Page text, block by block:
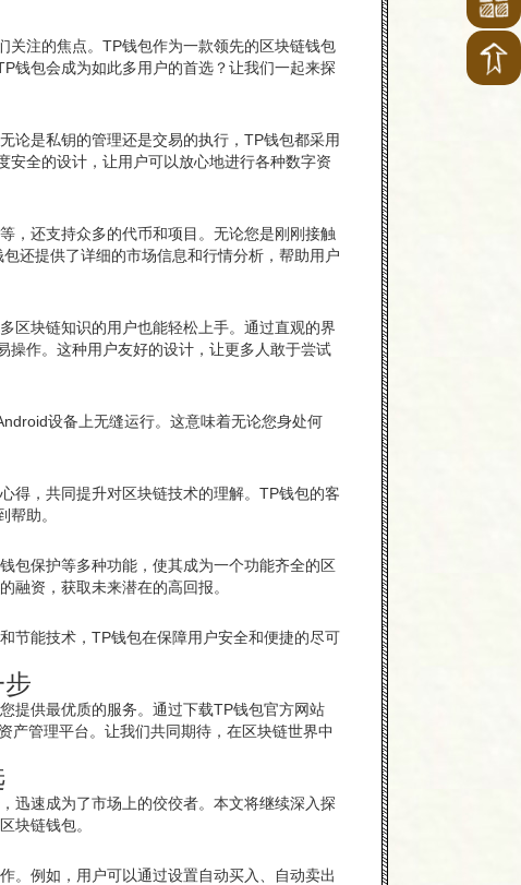
关注的焦点。TP钱包作为一款领先的区块链钱包
钱包会成为如此多用户的首选？让我们一起来探
论是私钥的管理还是交易的执行，TP钱包都采用
安全的设计，让用户可以放心地进行各种数字资
，还支持众多的代币和项目。无论您是刚刚接触
还提供了详细的市场信息和行情分析，帮助用户
区块链知识的用户也能轻松上手。通过直观的界
操作。这种用户友好的设计，让更多人敢于尝试
设备上无缝运行。这意味着无论您身处何
得，共同提升对区块链技术的理解。TP钱包的客
助。
包保护等多种功能，使其成为一个功能齐全的区
融资，获取未来潜在的高回报。
节能技术，TP钱包在保障用户安全和便捷的尽可
提供最优质的服务。通过下载TP钱包官方网站
产管理平台。让我们共同期待，在区块链世界中
迅速成为了市场上的佼佼者。本文将继续深入探
块链钱包。
。例如，用户可以通过设置自动买入、自动卖出